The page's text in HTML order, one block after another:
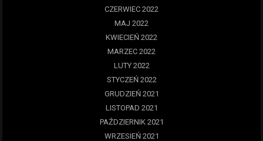
CZERWIEC 2022
MAJ 2022
KWIECIEŃ 2022
MARZEC 2022
LUTY 2022
STYCZEŃ 2022
GRUDZIEŃ 2021
LISTOPAD 2021
PAŹDZIERNIK 2021
WRZESIEŃ 2021